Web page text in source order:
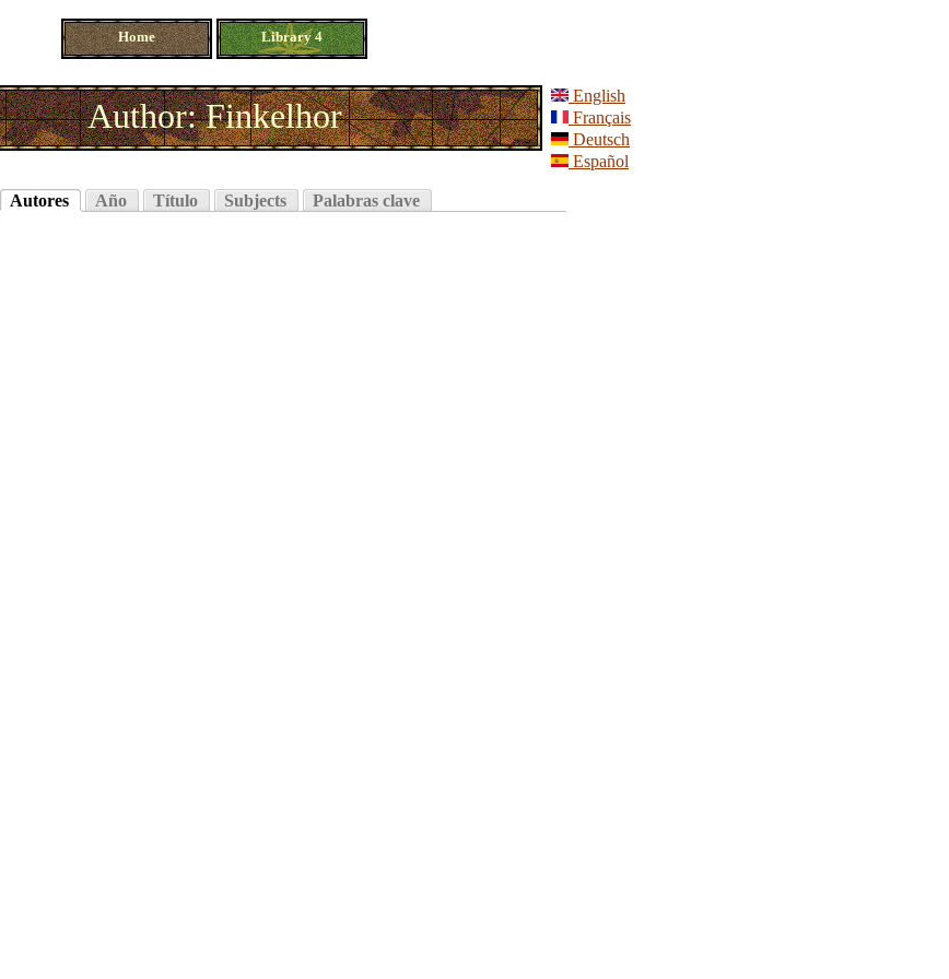
Home Library 4
English
Français
Deutsch
Español
Author: Finkelhor
Autores Año Título Subjects
Palabras clave